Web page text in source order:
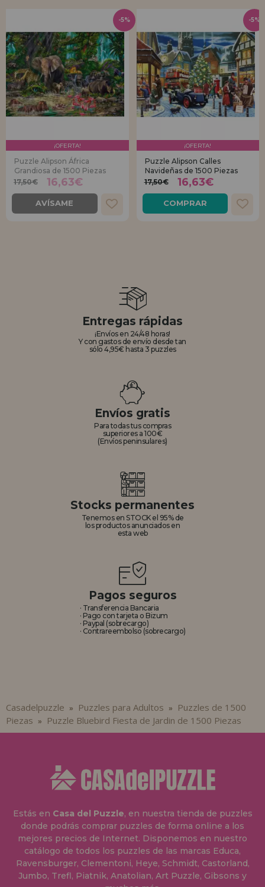
¡OFERTA!
Puzzle Alipson África
Grandiosa de 1500 Piezas
17,50€
16,63€
AVÍSAME
-5%
¡OFERTA!
Puzzle Alipson Calles
Navideñas de 1500 Piezas
17,50€
16,63€
COMPRAR
-5%
Entregas rápidas
¡Envíos en 24/48 horas!
Y con gastos de envío desde tan
sólo 4,95€ hasta 3 puzzles
Envíos gratis
Para todas tus compras
superiores a 100€
(Envíos peninsulares)
Stocks permanentes
Tenemos en STOCK el 95% de
los productos anunciados en
esta web
Pagos seguros
· Transferencia Bancaria
· Pago con tarjeta o Bizum
· Paypal (sobrecargo)
· Contrareembolso (sobrecargo)
Casadelpuzzle » Puzzles para Adultos »
Puzzles de 1500
Piezas » Puzzle Bluebird Fiesta de Jardin de 1500 Piezas
Estás en Casa del Puzzle, en nuestra tienda de puzzles
donde podrás comprar puzzles de forma online a los
mejores precios de Internet. Disponemos en nuestro
catálogo de todos los puzzles de las marcas Educa,
Ravensburger, Clementoni, Heye, Schmidt, Castorland,
Jumbo, Trefl, Piatnik, Anatolian, Art Puzzle, Gibsons y